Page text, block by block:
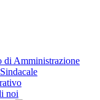
di Amministrazione
noi